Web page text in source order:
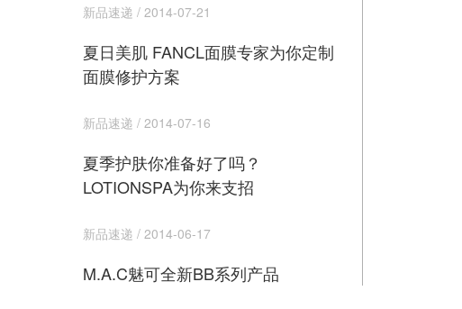
新品速递 / 2014-07-21
夏日美肌 FANCL面膜专家为你定制
面膜修护方案
新品速递 / 2014-07-16
夏季护肤你准备好了吗？
LOTIONSPA为你来支招
新品速递 / 2014-06-17
M.A.C魅可全新BB系列产品